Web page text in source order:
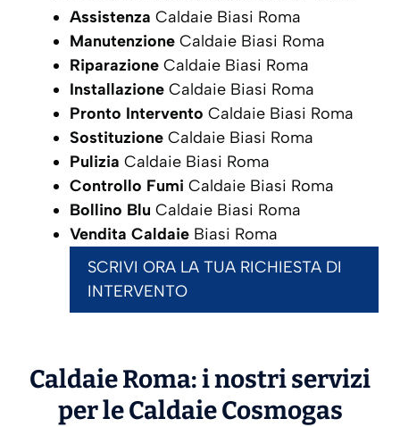
Assistenza Caldaie Biasi Roma
Manutenzione Caldaie Biasi Roma
Riparazione Caldaie Biasi Roma
Installazione Caldaie Biasi Roma
Pronto Intervento Caldaie Biasi Roma
Sostituzione Caldaie Biasi Roma
Pulizia Caldaie Biasi Roma
Controllo Fumi Caldaie Biasi Roma
Bollino Blu Caldaie Biasi Roma
Vendita Caldaie Biasi Roma
SCRIVI ORA LA TUA RICHIESTA DI
INTERVENTO
Caldaie Roma: i nostri servizi
per le CaldaieCosmogas